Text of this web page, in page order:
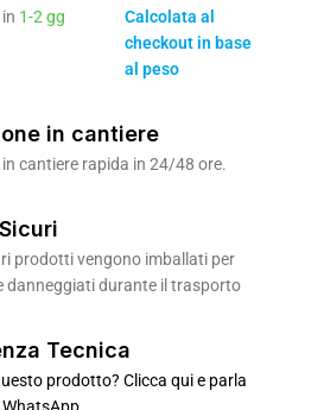
1-2 gg
Calcolata al
checkout in base
al peso
in cantiere
cantiere rapida in 24/48 ore.
prodotti vengono imballati per
danneggiati durante il trasporto
Tecnica
prodotto? Clicca qui e parla